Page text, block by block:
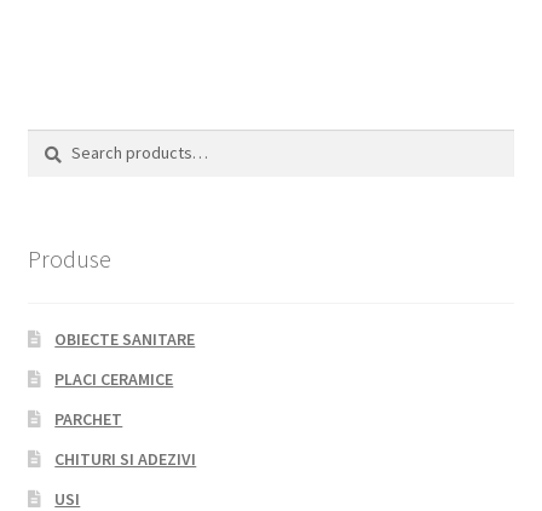
Search
Search
Produse
OBIECTE SANITARE
PLACI CERAMICE
PARCHET
CHITURI SI ADEZIVI
USI